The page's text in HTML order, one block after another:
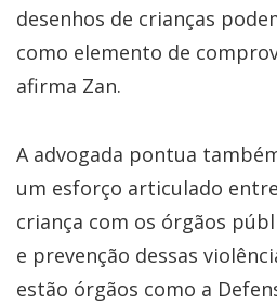
desenhos de crianças
como elemento de
afirma Zan.
A advogada pontua
um esforço articulado
criança com os órgãos
e prevenção dessas
estão órgãos como a